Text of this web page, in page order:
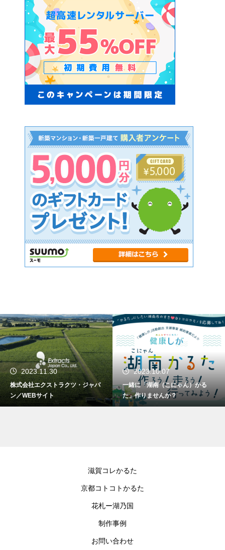
2023.11.30
株式会社エクストラクツ・ジャパ
ン／WEBサイト
2023.10.07
一緒に「湖南（こにゃん）かる
た」作りませんか？
滋賀コレかるた
京都コトコトかるた
花札ー湖乃国
制作事例
お問い合わせ